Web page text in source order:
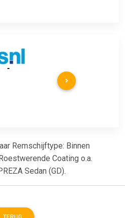
Remschijftype: Binnen
Coating o.a.
Sedan (GD).